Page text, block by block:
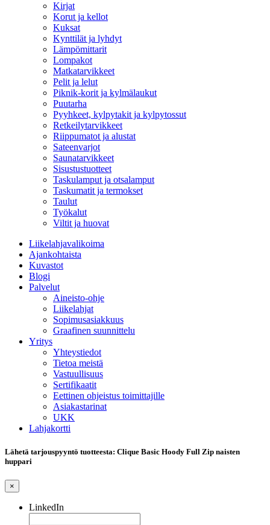
Kirjat
Korut ja kellot
Kuksat
Kynttilät ja lyhdyt
Lämpömittarit
Lompakot
Matkatarvikkeet
Pelit ja lelut
Piknik-korit ja kylmälaukut
Puutarha
Pyyhkeet, kylpytakit ja kylpytossut
Retkeilytarvikkeet
Riippumatot ja alustat
Sateenvarjot
Saunatarvikkeet
Sisustustuotteet
Taskulamput ja otsalamput
Taskumatit ja termokset
Taulut
Työkalut
Viltit ja huovat
Liikelahjavalikoima
Ajankohtaista
Kuvastot
Blogi
Palvelut
Aineisto-ohje
Liikelahjat
Sopimusasiakkuus
Graafinen suunnittelu
Yritys
Yhteystiedot
Tietoa meistä
Vastuullisuus
Sertifikaatit
Eettinen ohjeistus toimittajille
Asiakastarinat
UKK
Lahjakortti
Lähetä tarjouspyyntö tuotteesta: Clique Basic Hoody Full Zip naisten
huppari
×
LinkedIn